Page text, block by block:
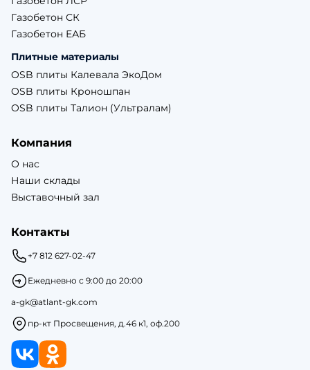
Газобетон СК
Газобетон ЕАБ
Плитные материалы
OSB плиты Калевала ЭкоДом
OSB плиты Кроношпан
OSB плиты Талион (Ультралам)
Компания
О нас
Наши склады
Выставочный зал
Контакты
+7 812 627-02-47
Ежедневно с 9:00 до 20:00
a-gk@atlant-gk.com
пр-кт Просвещения, д.46 к1, оф.200